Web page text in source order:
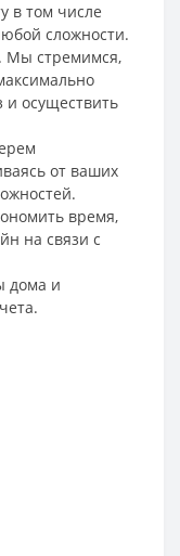
в том числе
сложности.
Мы стремимся,
и осуществить
от ваших
время,
на связи с
дома и